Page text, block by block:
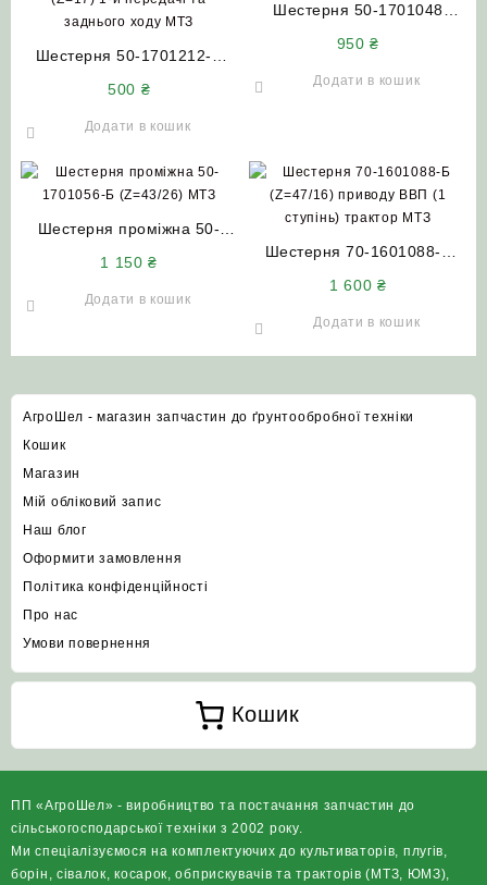
Шестерня 50-1701212-А
500 ₴
Додати в кошик
Шестерня 50-1701048
950₴
Додати в кошик
Шестерня проміжна 50-
1 150₴
Додати в кошик
Шестерня 70-1601088-Б
1 600₴
Додати в кошик
АгроШел - магазин запчастин до ґрунтообробної техніки
Кошик
Магазин
Мій обліковий запис
Наш блог
Оформити замовлення
Політика конфіденційності
Про нас
Умови повернення
Кошик
ПП «АгроШел» - виробництво та постачання запчастин до
сільськогосподарської техніки з 2002 року.
Ми спеціалізуємося на комплектуючих до культиваторів, плугів,
борін, сівалок, косарок, обприскувачів та тракторів (МТЗ, ЮМЗ),